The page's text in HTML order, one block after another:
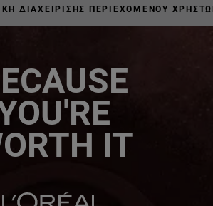
ΔΙΑΧΕΊΡΙΣΗΣ ΠΕΡΙΕΧΟΜΈΝΟΥ
IT